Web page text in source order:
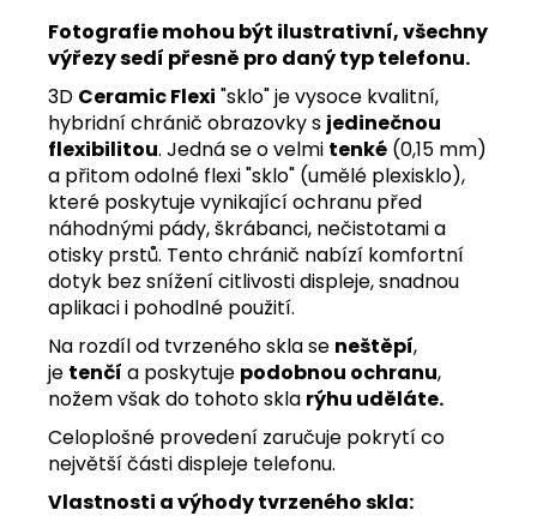
Fotografie mohou být ilustrativní, všechny
výřezy sedí přesně pro daný typ telefonu.
3D Ceramic Flexi "sklo" je vysoce kvalitní,
hybridní chránič obrazovky s jedinečnou
flexibilitou. Jedná se o velmi tenké (0,15 mm)
a přitom odolné flexi "sklo" (umělé plexisklo),
které poskytuje vynikající ochranu před
náhodnými pády, škrábanci, nečistotami a
otisky prstů. Tento chránič nabízí komfortní
dotyk bez snížení citlivosti displeje, snadnou
aplikaci i pohodlné použití.
Na rozdíl od tvrzeného skla se neštěpí,
je tenčí a poskytuje podobnou ochranu,
nožem však do tohoto skla rýhu uděláte.
Celoplošné provedení zaručuje pokrytí co
největší části displeje telefonu.
Vlastnosti a výhody tvrzeného skla: